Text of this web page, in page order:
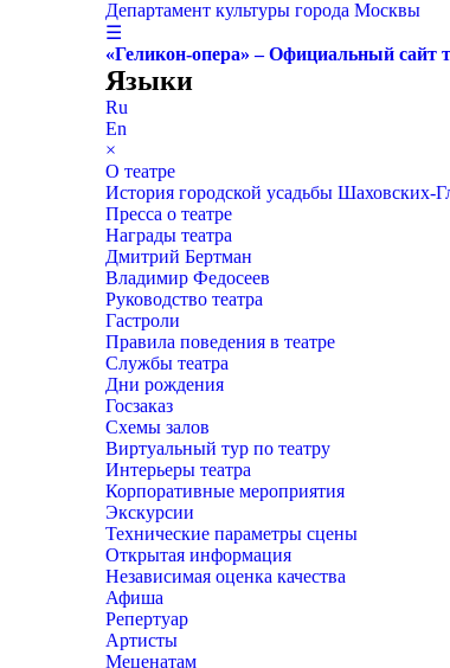
Департамент культуры города Москвы
☰
«Геликон-опера» – Официальный сайт
Языки
Ru
En
×
О театре
История городской усадьбы
Пресса о театре
Награды театра
Дмитрий Бертман
Владимир Федосеев
Руководство театра
Гастроли
Правила поведения в театре
Службы театра
Дни рождения
Госзаказ
Схемы залов
Виртуальный тур по театру
Интерьеры театра
Корпоративные мероприятия
Экскурсии
Технические параметры сцены
Открытая информация
Независимая оценка качества
Афиша
Репертуар
Артисты
Меценатам